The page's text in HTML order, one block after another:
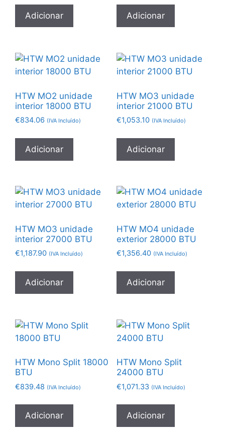
Adicionar Adicionar
HTW MO2 unidade
interior 18000 BTU
€834.06 (IVA Incluído)
Adicionar
HTW MO3 unidade
interior 21000 BTU
€1,053.10 (IVA Incluído)
Adicionar
HTW MO3 unidade
interior 27000 BTU
€1,187.90 (IVA Incluído)
Adicionar
HTW MO4 unidade
exterior 28000 BTU
€1,356.40 (IVA Incluído)
Adicionar
HTW Mono Split 18000
BTU
€839.48 (IVA Incluído)
Adicionar
HTW Mono Split
24000 BTU
€1,071.33 (IVA Incluído)
Adicionar